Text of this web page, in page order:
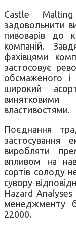
Castle
задовольнити
пивоварів до
компаній.
фахівцями
застосовує
обсмаженого і
широкий
властивостями.
Поєднання
застосування
виробляти
впливом на
сортів солоду
сувору
Hazard
менеджменту
22000.